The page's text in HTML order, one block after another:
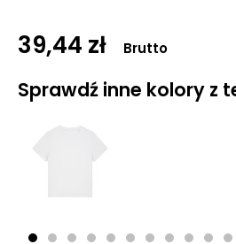
39,44 zł Brutto
Sprawdź inne kolory z